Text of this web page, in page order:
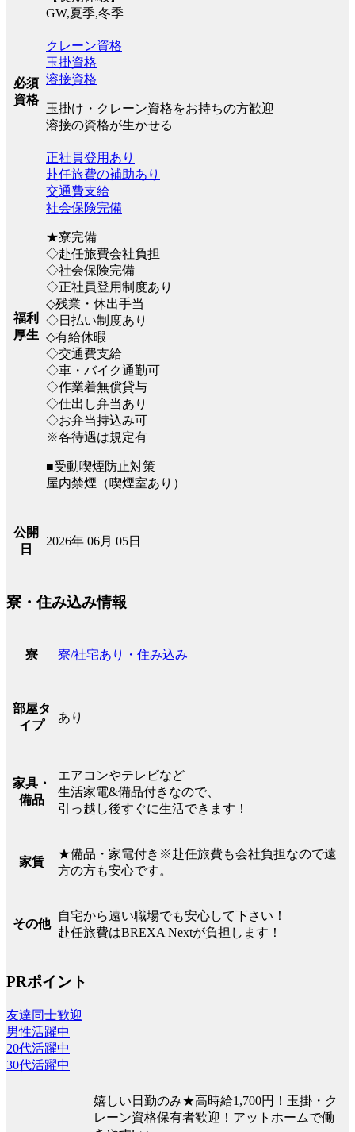
GW,夏季,冬季
必須
資格
クレーン資格
玉掛資格
溶接資格
玉掛け・クレーン資格をお持ちの方歓迎
溶接の資格が生かせる
福利
厚生
正社員登用あり
赴任旅費の補助あり
交通費支給
社会保険完備
★寮完備
◇赴任旅費会社負担
◇社会保険完備
◇正社員登用制度あり
◇残業・休出手当
◇日払い制度あり
◇有給休暇
◇交通費支給
◇車・バイク通勤可
◇作業着無償貸与
◇仕出し弁当あり
◇お弁当持込み可
※各待遇は規定有
■受動喫煙防止対策
屋内禁煙（喫煙室あり）
公開
日
2026年 06月 05日
寮・住み込み情報
寮 寮/社宅あり・住み込み
部屋タ
イプ
あり
家具・
備品
エアコンやテレビなど
生活家電&備品付きなので、
引っ越し後すぐに生活できます！
家賃
★備品・家電付き※赴任旅費も会社負担なので遠
方の方も安心です。
その他
自宅から遠い職場でも安心して下さい！
赴任旅費はBREXA Nextが負担します！
PRポイント
友達同士歓迎
男性活躍中
20代活躍中
30代活躍中
嬉しい日勤のみ★高時給1,700円！玉掛・ク
レーン資格保有者歓迎！アットホームで働